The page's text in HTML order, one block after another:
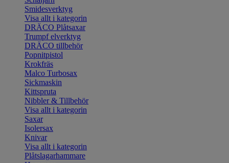
Smidesverktyg
Visa allt i kategorin
DRÄCO Plåtsaxar
Trumpf elverktyg
DRÄCO tillbehör
Popnitpistol
Krokfräs
Malco Turbosax
Sickmaskin
Kittspruta
Nibbler & Tillbehör
Visa allt i kategorin
Saxar
Isolersax
Knivar
Visa allt i kategorin
Plåtslagarhammare